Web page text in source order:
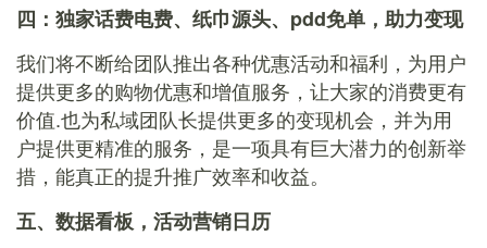
四：独家话费电费、纸巾源头、pdd免单，助力变现
我们将不断给团队推出各种优惠活动和福利，为用户
提供更多的购物优惠和增值服务，让大家的消费更有
价值.也为私域团队长提供更多的变现机会，并为用
户提供更精准的服务，是一项具有巨大潜力的创新举
措，能真正的提升推广效率和收益。
五、数据看板，活动营销日历